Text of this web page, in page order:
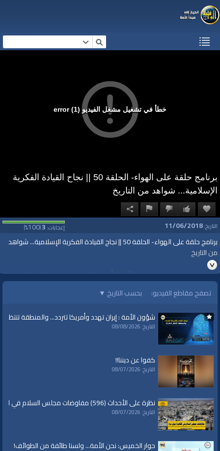
خطأ في تشغيل مشغل الفيديو (1) error
برنامج حلقة على الهواء- الحلقة 50 || نجاح القيادة الفكرية
الإسلامية... شواهد من التاريخ
إعجابات:3
(
100
%) التاريخ:11/06/2018
برنامج حلقة على الهواء- الحلقة 50 || نجاح القيادة الفكرية الإسلامية... شواهد
من التاريخ
برنامج حلقة على الهواء يقدمه الأستاذ أحمد القصص وهو في كتاب نظام
الإسلام لمؤلفه العالم الشيخ تقي الدين النبهاني رحمه الله تعالى.
01/10/2018
قناة الواقية: انحياز إلى مبدأ الأمة
#الواقية
www.alwaqiyah.tv | facebook.com/alwaqiyahtv | alwaqiyahtv@twitter
الفئات:
حلقة على الهواء
حلقة على الهواء»سلسلة نظام الإسلام
قنوات:
برامج الواقية
تصفح مقاطع الفيديو: بحسب التاريخ ▼
شؤون الأمة : إيران تهدد وأمريكا تتردد... والمنطقة تنتظر
التاريخ: 08/08/2026
كفوا عن ديننا!!
التاريخ: 08/07/2026
نظرة على الأحداث (596) مفاوضات مجلس السلام في القاهرة حول غزة
التاريخ: 08/07/2026
حوار الخميس: نحن الأمة... ولسنا طائفة من الطوائف!